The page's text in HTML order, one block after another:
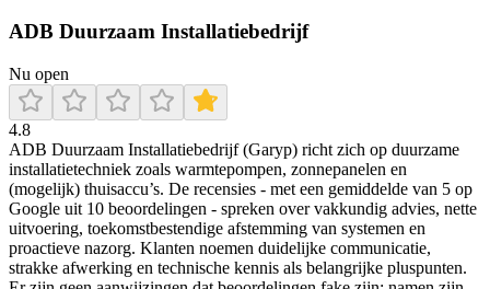
ADB Duurzaam Installatiebedrijf
Nu open
4.8
ADB Duurzaam Installatiebedrijf (Garyp) richt zich op duurzame
installatietechniek zoals warmtepompen, zonnepanelen en
(mogelijk) thuisaccu’s. De recensies - met een gemiddelde van 5 op
Google uit 10 beoordelingen - spreken over vakkundig advies, nette
uitvoering, toekomstbestendige afstemming van systemen en
proactieve nazorg. Klanten noemen duidelijke communicatie,
strakke afwerking en technische kennis als belangrijke pluspunten.